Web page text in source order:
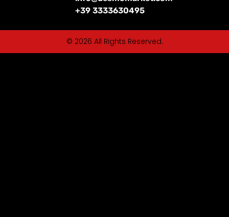
+39 3333630495
© 2026 All Rights Reserved.